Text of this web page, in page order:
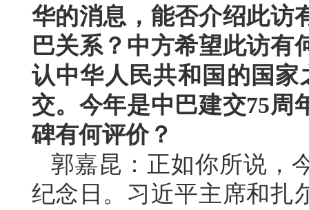
华的消息，能否介绍此访
巴关系？中方希望此访有
认中华人民共和国的国家
交。今年是中巴建交75周
碑有何评价？
郭嘉昆：正如你所说，
纪念日。习近平主席和扎